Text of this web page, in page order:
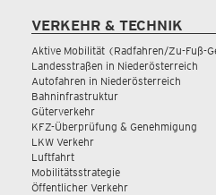
VERKEHR & TECHNIK
Aktive Mobilität (Radfahren/Zu-Fuß-
Landesstraßen in Niederösterreich
Autofahren in Niederösterreich
Bahninfrastruktur
Güterverkehr
KFZ-Überprüfung & Genehmigung
LKW Verkehr
Luftfahrt
Mobilitätsstrategie
Öffentlicher Verkehr